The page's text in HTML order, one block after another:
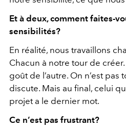
Et à deux, comment faites-
sensibilités?
En réalité, nous travaillons
Chacun à notre tour de
goût de l’autre. On n’est pas
discute. Mais au final, celui
projet a le dernier mot.
Ce n’est pas frustrant?